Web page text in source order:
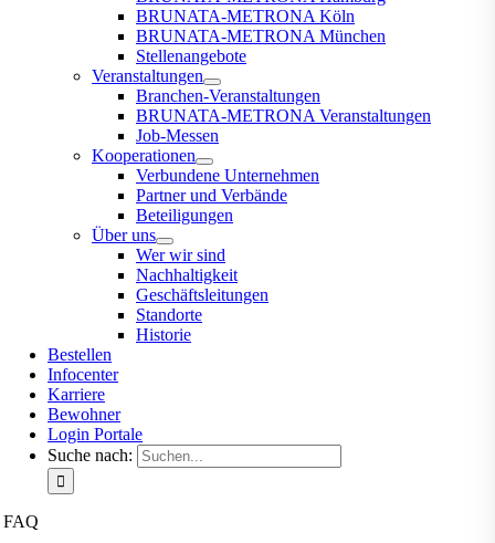
BRUNATA-METRONA Köln
BRUNATA-METRONA München
Stellenangebote
Veranstaltungen
Branchen-Veranstaltungen
BRUNATA-METRONA Veranstaltungen
Job-Messen
Kooperationen
Verbundene Unternehmen
Partner und Verbände
Beteiligungen
Über uns
Wer wir sind
Nachhaltigkeit
Geschäftsleitungen
Standorte
Historie
Bestellen
Infocenter
Karriere
Bewohner
Login Portale
Suche nach:
FAQ